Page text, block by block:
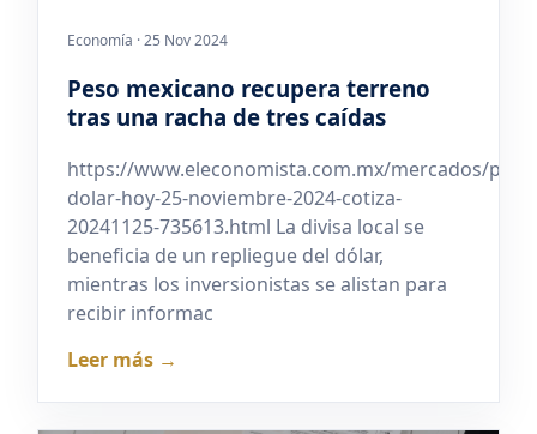
Economía · 25 Nov 2024
Peso mexicano recupera terreno
tras una racha de tres caídas
https://www.eleconomista.com.mx/mercados/
dolar-hoy-25-noviembre-2024-cotiza-
20241125-735613.html La divisa local se
beneficia de un repliegue del dólar,
mientras los inversionistas se alistan para
recibir informac
Leer más →